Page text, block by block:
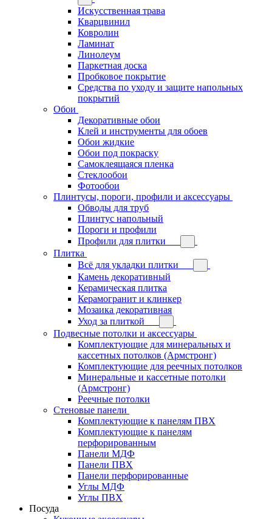
Искусственная трава
Кварцвинил
Ковролин
Ламинат
Линолеум
Паркетная доска
Пробковое покрытие
Средства по уходу и защите напольных
покрытий
Обои
Декоративные обои
Клей и инструменты для обоев
Обои жидкие
Обои под покраску
Самоклеящаяся пленка
Стеклообои
Фотообои
Плинтусы, пороги, профили и аксессуары
Обводы для труб
Плинтус напольный
Пороги и профили
Профили для плитки
Плитка
Всё для укладки плитки
Камень декоративный
Керамическая плитка
Керамогранит и клинкер
Мозаика декоративная
Уход за плиткой
Подвесные потолки и аксессуары
Комплектующие для минеральных и
кассетных потолков (Армстронг)
Комплектующие для реечных потолков
Минеральные и кассетные потолки
(Армстронг)
Реечные потолки
Стеновые панели
Комплектующие к панелям ПВХ
Комплектующие к панелям
перфорированным
Панели МДФ
Панели ПВХ
Панели перфорированные
Углы МДФ
Углы ПВХ
Посуда